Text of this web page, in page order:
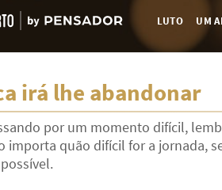
LUTO UM
irá lhe abandonar
por um momento difícil,
importa quão difícil for a jornada,